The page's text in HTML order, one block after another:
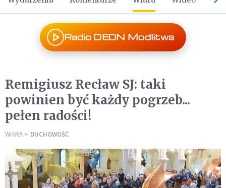
Radio DEON Modlitwa
Remigiusz Recław SJ: taki
powinien być każdy pogrzeb...
pełen radości!
WIARA DUCHOWOŚĆ